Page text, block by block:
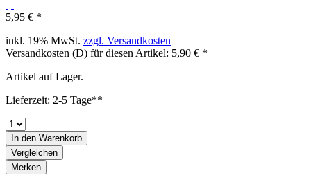
5,95 € *
inkl. 19% MwSt. zzgl. Versandkosten
Versandkosten (D) für diesen Artikel: 5,90 € *
Artikel auf Lager.
Lieferzeit: 2-5 Tage**
In den Warenkorb
Vergleichen
Merken